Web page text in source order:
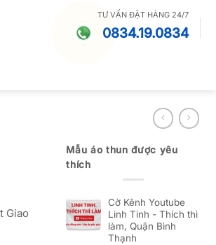
TƯ VẤN ĐẶT HÀNG 24/7
0834.19.0834
Giao
Mẫu áo thun được yêu
thích
Cờ Kênh Youtube
Linh Tinh - Thích thì
làm, Quận Bình
Thạnh